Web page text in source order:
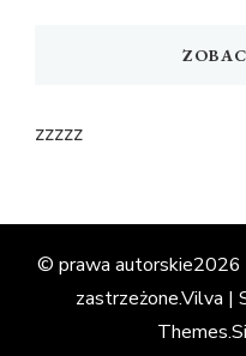
zzzzz
© prawa autorskie2026
zastrzeżone.Vilva |
Themes